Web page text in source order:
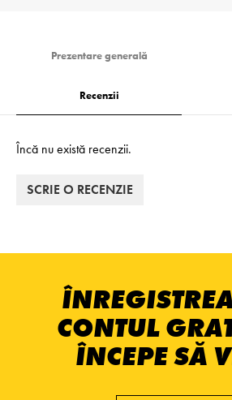
Prezentare generală
Recenzii
Încă nu există recenzii.
SCRIE O RECENZIE
CONTUL
ÎNCEPE SĂ